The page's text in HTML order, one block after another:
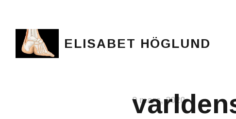
ELISABET HÖGLUND
9 mars, 2020